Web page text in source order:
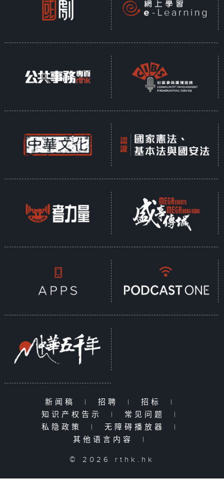
新闻稿 | 招聘 | 招标
|
知识产权告示
| 常见问题
|
私隐政策
| 无障碍播放器
|
其他语言内容
|
© 2026 rthk.hk